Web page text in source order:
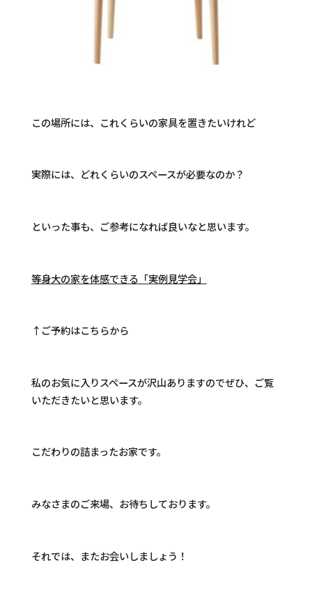
この場所には、これくらいの家具を置きたいけれど
実際には、どれくらいのスペースが必要なのか？
といった事も、ご参考になれば良いなと思います。
等身大の家を体感できる「実例見学会」
↑ご予約はこちらから
私のお気に入りスペースが沢山ありますのでぜひ、ご覧
いただきたいと思います。
こだわりの詰まったお家です。
みなさまのご来場、お待ちしております。
それでは、またお会いしましょう！